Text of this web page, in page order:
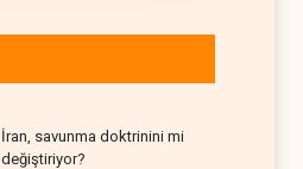
İran, savunma doktrinini mi
değiştiriyor?